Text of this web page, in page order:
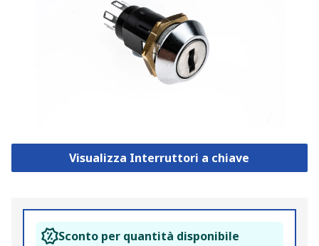
Visualizza Interruttori a chiave
Sconto per quantità disponibile